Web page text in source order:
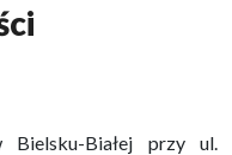
Białej przy ul.